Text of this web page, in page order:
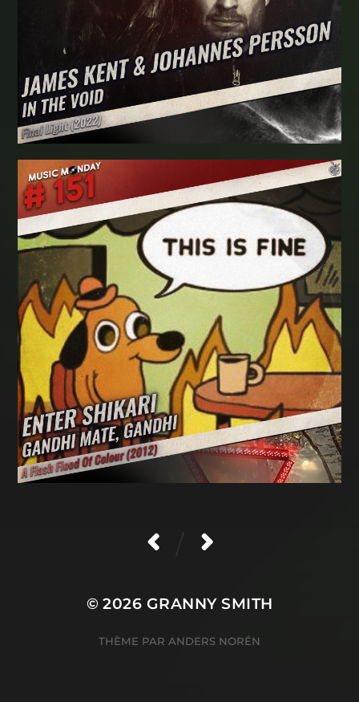
© 2026 GRANNY SMITH
THÈME PAR ANDERS NORÉN